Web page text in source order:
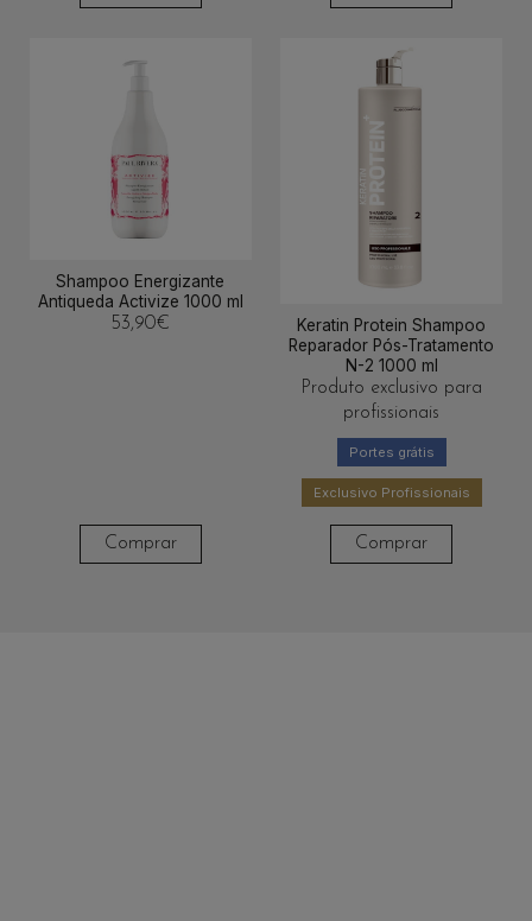
Shampoo Energizante
Antiqueda Activize 1000 ml
53,90€
Comprar
Keratin Protein Shampoo
Reparador Pós-Tratamento
N-2 1000 ml
Produto exclusivo para
profissionais
Portes grátis
Exclusivo Profissionais
Comprar